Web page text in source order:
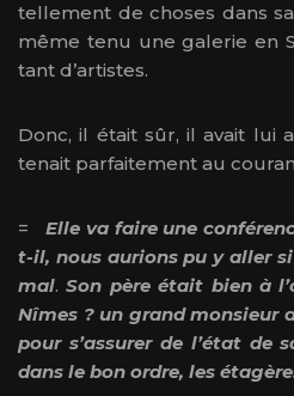
tellement de choses dans
même tenu une galerie en
tant d’artistes.
Donc, il était sûr, il avait lui
tenait parfaitement au
=
Elle va faire une
t-il, nous aurions pu y aller
mal. Son père était bien à
Nîmes ? un grand monsieur
pour s’assurer de l’état de
dans le bon ordre, les